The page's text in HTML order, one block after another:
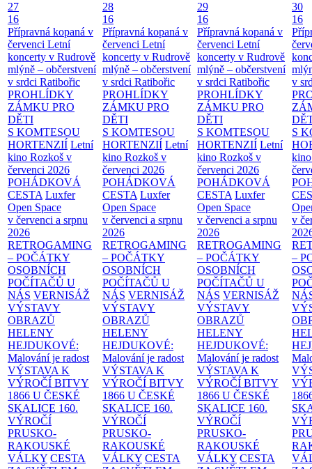
27
16
Přípravná kopaná v
červenci Letní
koncerty v Rudrově
mlýně – občerstvení
v srdci Ratibořic
PROHLÍDKY
ZÁMKU PRO
DĚTI
S KOMTESOU
HORTENZIÍ Letní
kino Rozkoš v
červenci 2026
POHÁDKOVÁ
CESTA Luxfer
Open Space
v červenci a srpnu
2026
RETROGAMING
– POČÁTKY
OSOBNÍCH
POČÍTAČŮ U
NÁS VERNISÁŽ
VÝSTAVY
OBRAZŮ
HELENY
HEJDUKOVÉ:
Malování je radost
VÝSTAVA K
VÝROČÍ BITVY
1866 U ČESKÉ
SKALICE 160.
VÝROČÍ
PRUSKO-
RAKOUSKÉ
VÁLKY CESTA
28
16
Přípravná kopaná v
červenci Letní
koncerty v Rudrově
mlýně – občerstvení
v srdci Ratibořic
PROHLÍDKY
ZÁMKU PRO
DĚTI
S KOMTESOU
HORTENZIÍ Letní
kino Rozkoš v
červenci 2026
POHÁDKOVÁ
CESTA Luxfer
Open Space
v červenci a srpnu
2026
RETROGAMING
– POČÁTKY
OSOBNÍCH
POČÍTAČŮ U
NÁS VERNISÁŽ
VÝSTAVY
OBRAZŮ
HELENY
HEJDUKOVÉ:
Malování je radost
VÝSTAVA K
VÝROČÍ BITVY
1866 U ČESKÉ
SKALICE 160.
VÝROČÍ
PRUSKO-
RAKOUSKÉ
VÁLKY CESTA
29
16
Přípravná kopaná v
červenci Letní
koncerty v Rudrově
mlýně – občerstvení
v srdci Ratibořic
PROHLÍDKY
ZÁMKU PRO
DĚTI
S KOMTESOU
HORTENZIÍ Letní
kino Rozkoš v
červenci 2026
POHÁDKOVÁ
CESTA Luxfer
Open Space
v červenci a srpnu
2026
RETROGAMING
– POČÁTKY
OSOBNÍCH
POČÍTAČŮ U
NÁS VERNISÁŽ
VÝSTAVY
OBRAZŮ
HELENY
HEJDUKOVÉ:
Malování je radost
VÝSTAVA K
VÝROČÍ BITVY
1866 U ČESKÉ
SKALICE 160.
VÝROČÍ
PRUSKO-
RAKOUSKÉ
VÁLKY CESTA
30
16
v
S
v
–